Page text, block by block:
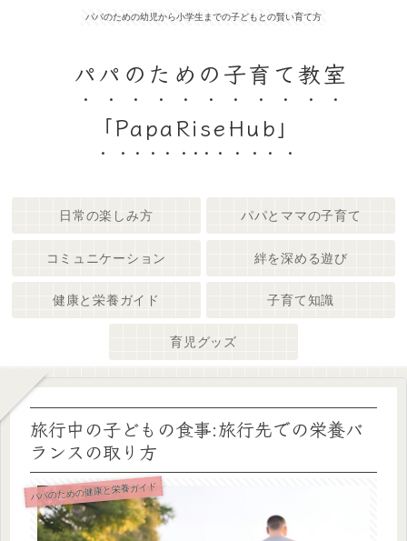
パパのための幼児から小学生までの子どもとの賢い育て方
パパのための子育て教室
「PapaRiseHub」
日常の楽しみ方 パパとママの子育て
コミュニケーション 絆を深める遊び
健康と栄養ガイド 子育て知識
育児グッズ
旅行中の子どもの食事:旅行先での栄養バ
ランスの取り方
パパのための健康と栄養ガイド